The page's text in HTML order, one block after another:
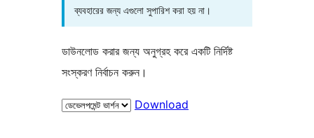
ব্যবহারের জন্য এগুলো সুপারিশ করা হয় না।
ডাউনলোড করার জন্য অনুগ্রহ করে একটি নির্দিষ্ট
সংস্করণ নির্বাচন করুন।
Download